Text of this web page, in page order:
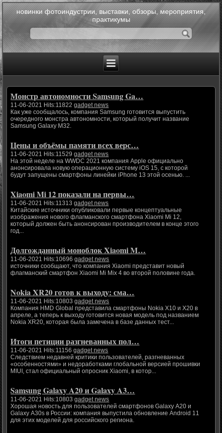
новинки фотоиндустрии, выставки, обзоры, мероприятия,
практикумы
Монстр автономности Samsung Ga…
11-06-2021 Hits:11822gadget news
Как уже сообщалось, компания Samsung готовится выпустить
очередного монстра автономности, который получит название
Samsung Galaxy M32.
Цены и объёмы памяти всех верс…
11-06-2021 Hits:11529gadget news
На этой неделе на WWDC 2021 компания Apple официально
анонсировала новую операционную систему iOS 15, с которой
будут запущены смартфоны линейки iPhone 13 этой осенью. ...
Xiaomi Mi 12 показали на первы…
11-06-2021 Hits:11313gadget news
Китайские источники опубликовали первые концептуальные
изображения нового флагманского смартфона Xiaomi Mi 12,
который должен быть анонсирован производителем в конце этого
год...
Долгожданный моноблок Xiaomi M…
11-06-2021 Hits:10696gadget news
источники сообщают, что компания Xiaomi представит новый
флагманский смартфон Xiaomi Mi Mix 4 во второй половине года.
Nokia XR20 готов к выходу: сма…
11-06-2021 Hits:10803gadget news
Компания HMD Global представила смартфоны Nokia X10 и X20 в
апреле, а теперь к выходу готовится новая модель под названием
Nokia XR20, которая была замечена в базе данных тест...
Итоги петиции разгневанных пол…
11-06-2021 Hits:11156gadget news
Следствием недавней критики пользователей, разгневанных
«особенностями» и недоработками глобальной версией прошивки
MIUI, стал официальный опросник Xiaomi, в котор...
Samsung Galaxy A20 и Galaxy A3…
11-06-2021 Hits:10803gadget news
Хорошая новость для пользователей смартфонов Galaxy A20 и
Galaxy A30s в России: компания выпустила обновление Android 11
для этих моделей для российского региона.